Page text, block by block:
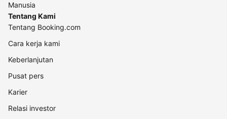
Manusia
Tentang Kami
Tentang Booking.com
Cara kerja kami
Keberlanjutan
Pusat pers
Karier
Relasi investor